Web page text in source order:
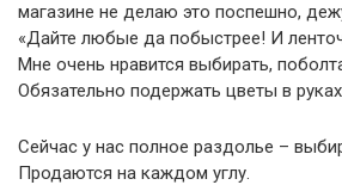
магазине не делаю это поспешно,
«Дайте любые да побыстрее! И
Мне очень нравится выбирать,
Обязательно подержать цветы в
Сейчас у нас полное раздолье –
Продаются на каждом углу.